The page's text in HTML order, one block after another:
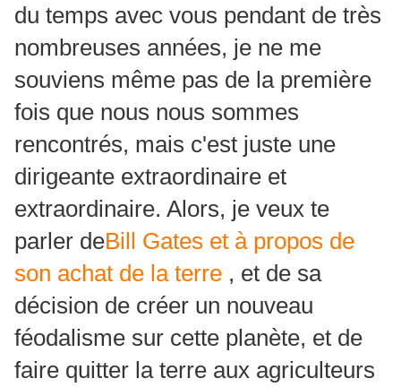
du temps avec vous pendant de très
nombreuses années, je ne me
souviens même pas de la première
fois que nous nous sommes
rencontrés, mais c'est juste une
dirigeante extraordinaire et
extraordinaire. Alors, je veux te
parler deBill Gates et à propos de
son achat de la terre , et de sa
décision de créer un nouveau
féodalisme sur cette planète, et de
faire quitter la terre aux agriculteurs